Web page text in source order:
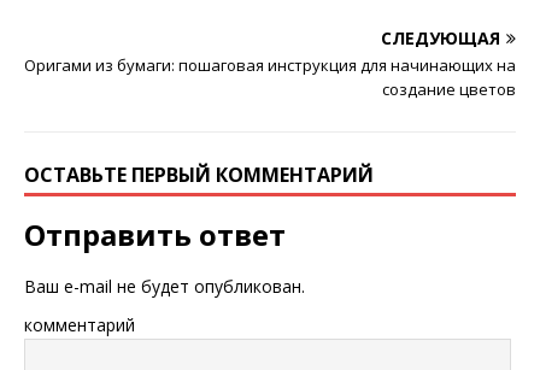
СЛЕДУЮЩАЯ
Оригами из бумаги: пошаговая инструкция для начинающих на
создание цветов
ОСТАВЬТЕ ПЕРВЫЙ КОММЕНТАРИЙ
Отправить ответ
Ваш e-mail не будет опубликован.
комментарий